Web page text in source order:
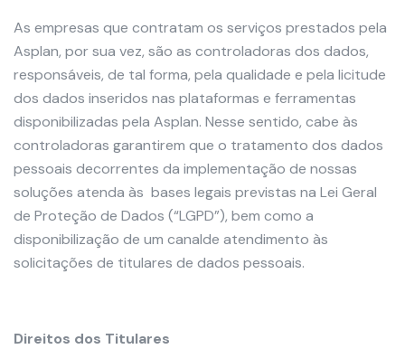
As empresas que contratam os serviços prestados pela
Asplan, por sua vez, são as controladoras dos dados,
responsáveis, de tal forma, pela qualidade e pela licitude
dos dados inseridos nas plataformas e ferramentas
disponibilizadas pela Asplan. Nesse sentido, cabe às
controladoras garantirem que o tratamento dos dados
pessoais decorrentes da implementação de nossas
soluções atenda às bases legais previstas na Lei Geral
de Proteção de Dados (“LGPD”), bem como a
disponibilização de um canalde atendimento às
solicitações de titulares de dados pessoais.
Direitos dos Titulares